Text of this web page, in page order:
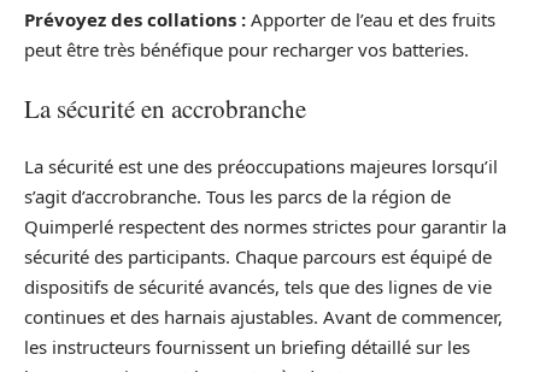
Prévoyez des collations : Apporter de l’eau et des fruits
peut être très bénéfique pour recharger vos batteries.
La sécurité en accrobranche
La sécurité est une des préoccupations majeures lorsqu’il
s’agit d’accrobranche. Tous les parcs de la région de
Quimperlé respectent des normes strictes pour garantir la
sécurité des participants. Chaque parcours est équipé de
dispositifs de sécurité avancés, tels que des lignes de vie
continues et des harnais ajustables. Avant de commencer,
les instructeurs fournissent un briefing détaillé sur les